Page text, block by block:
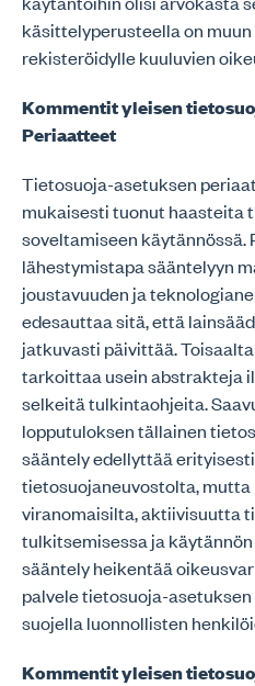
käsittelyperusteella on
rekisteröidylle kuuluvien
Kommentit yleisen
Periaatteet
Tietosuoja-asetuksen
mukaisesti tuonut haasteita
soveltamiseen käytännössä.
lähestymistapa sääntelyyn
joustavuuden ja
edesauttaa sitä, että
jatkuvasti päivittää.
tarkoittaa usein abstrakteja
selkeitä tulkintaohjeita.
lopputuloksen tällainen
sääntely edellyttää
tietosuojaneuvostolta,
viranomaisilta, aktiivisuutta
tulkitsemisessa ja
sääntely heikentää
palvele tietosuoja-
suojella luonnollisten
Kommentit yleisen